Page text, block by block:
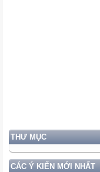
THƯ MỤC
CÁC Ý KIẾN MỚI NHẤT